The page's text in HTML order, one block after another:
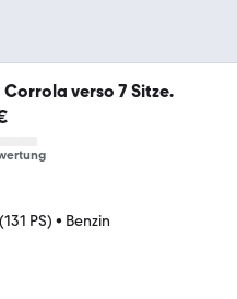
verso 7 Sitze.
PS) • Benzin